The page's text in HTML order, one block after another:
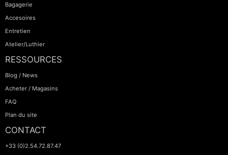
Bagagerie
Accesoires
Entretien
Atelier/Luthier
RESSOURCES
Blog / News
Acheter / Magasins
FAQ
Plan du site
CONTACT
+33 (0)2.54.72.87.47